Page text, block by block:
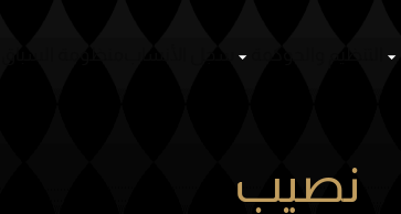
التنظيم والحوكمة
نصيب